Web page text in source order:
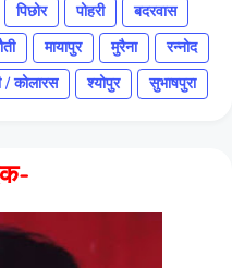
पिछोर पोहरी
बदरवास
मायापुर मुरैना
रन्नोद
/ कोलारस श्योपुर सुभाषपुरा